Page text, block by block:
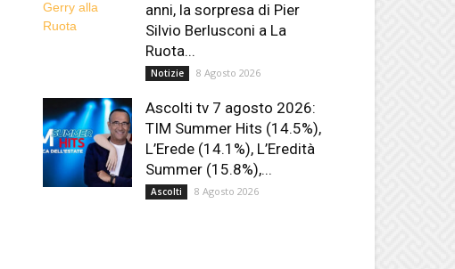
anni, la sorpresa di Pier
Silvio Berlusconi a La
Ruota...
Notizie 8 Agosto 2026
Ascolti tv 7 agosto 2026:
TIM Summer Hits (14.5%),
L’Erede (14.1%), L’Eredità
Summer (15.8%),...
Ascolti 8 Agosto 2026